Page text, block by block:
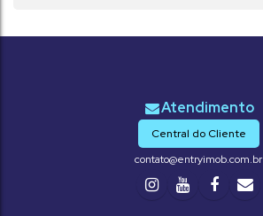
Central do Cliente
contato@entryimob.com.br